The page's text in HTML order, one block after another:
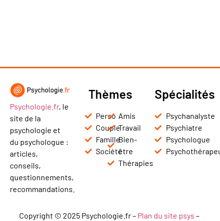
Psychologie.fr, le
site de la
psychologie et
du psychologue :
articles,
conseils,
questionnements,
recommandations.
Thèmes
Perso
Couple
Famille
Société
Amis
Travail
Bien-
être
Thérapies
Spécialités
Psychanalyste
Psychiatre
Psychologue
Copyright © 2025 Psychologie.fr – Plan du site psys –